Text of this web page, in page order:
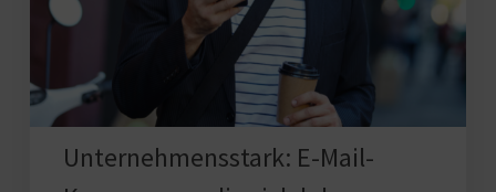
sich
Unternehmensstark: E-Mail-